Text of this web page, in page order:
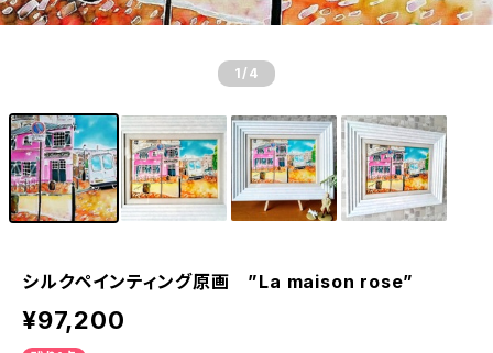
1 /4
シルクペインティング原画 ”La maison rose”
¥97,200